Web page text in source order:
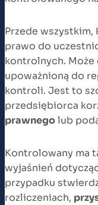
Przede
prawo do
kontrolnych. Może
upoważnioną do
kontroli. Jest to
przedsiębiorca
prawnegolub
Kontrolowany ma
wyjaśnień
przypadku
rozliczeniach,